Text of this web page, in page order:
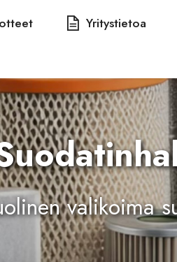
Yritystietoa
valikoima